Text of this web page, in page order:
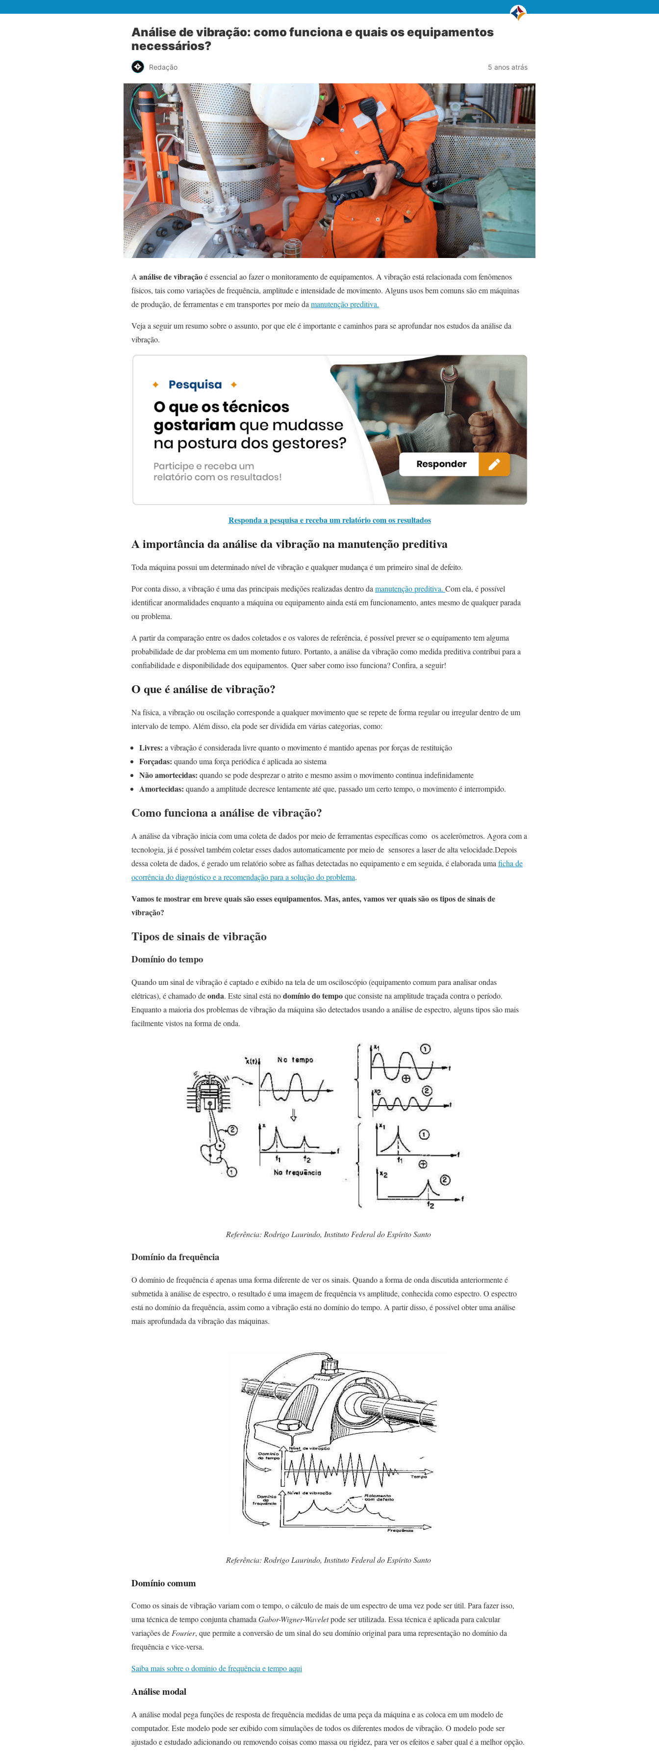
Análise de vibração: como funciona e quais os equipamentos
necessários?
Redação 5 anos atrás
A análise de vibraçãoé essencial ao fazer o monitoramento de equipamentos. A vibração está relacionada com fenômenos
físicos, tais como variações de frequência, amplitude e intensidade de movimento. Alguns usos bem comuns são em máquinas
de produção, de ferramentas e em transportes por meio da manutenção preditiva.
Veja a seguir um resumo sobre o assunto, por que ele é importante e caminhos para se aprofundar nos estudos da análise da
vibração.
Responda a pesquisa e receba um relatório com os resultados
A importância da análise da vibração na manutenção preditiva
Toda máquina possui um determinado nível de vibração e qualquer mudança é um primeiro sinal de defeito.
Por conta disso, a vibração é uma das principais medições realizadas dentro da manutenção preditiva. Com ela, é possível
identificar anormalidades enquanto a máquina ou equipamento ainda está em funcionamento, antes mesmo de qualquer parada
ou problema.
A partir da comparação entre os dados coletados e os valores de referência, é possível prever se o equipamento tem alguma
probabilidade de dar problema em um momento futuro. Portanto, a análise da vibração como medida preditiva contribui para a
confiabilidade e disponibilidade dos equipamentos. Quer saber como isso funciona? Confira, a seguir!
O que é análise de vibração?
Na física, a vibração ou oscilação corresponde a qualquer movimento que se repete de forma regular ou irregular dentro de um
intervalo de tempo. Além disso, ela pode ser dividida em várias categorias, como:
Livres: a vibração é considerada livre quanto o movimento é mantido apenas por forças de restituição
Forçadas: quando uma força periódica é aplicada ao sistema
Não amortecidas: quando se pode desprezar o atrito e mesmo assim o movimento continua indefinidamente
Amortecidas: quando a amplitude decresce lentamente até que, passado um certo tempo, o movimento é interrompido.
Como funciona a análise de vibração?
A análise da vibração inicia com uma coleta de dados por meio de ferramentas específicas como os acelerômetros. Agora com a
tecnologia, já é possível também coletar esses dados automaticamente por meio de sensores a laser de alta velocidade.Depois
dessa coleta de dados, é gerado um relatório sobre as falhas detectadas no equipamento e em seguida, é elaborada uma ficha de
ocorrência do diagnóstico e a recomendação para a solução do problema.
Vamos te mostrar em breve quais são esses equipamentos. Mas, antes, vamos ver quais são os tipos de sinais de
vibração?
Tipos de sinais de vibração
Domínio do tempo
Quando um sinal de vibração é captado e exibido na tela de um osciloscópio (equipamento comum para analisar ondas
elétricas), é chamado deonda. Este sinal está nodomínio do tempoque consiste na amplitude traçada contra o período.
Enquanto a maioria dos problemas de vibração da máquina são detectados usando a análise de espectro, alguns tipos são mais
facilmente vistos na forma de onda.
Referência: Rodrigo Laurindo, Instituto Federal do Espírito Santo
Domínio da frequência
O domínio de frequência é apenas uma forma diferente de ver os sinais. Quando a forma de onda discutida anteriormente é
submetida à análise de espectro, o resultado é uma imagem de frequência vs amplitude, conhecida como espectro. O espectro
está no domínio da frequência, assim como a vibração está no domínio do tempo. A partir disso, é possível obter uma análise
mais aprofundada da vibração das máquinas.
Referência: Rodrigo Laurindo, Instituto Federal do Espírito Santo
Domínio comum
Como os sinais de vibração variam com o tempo, o cálculo de mais de um espectro de uma vez pode ser útil. Para fazer isso,
uma técnica de tempo conjunta chamadaGabor-Wigner-Waveletpode ser utilizada. Essa técnica é aplicada para calcular
variações deFourier, que permite a conversão de um sinal do seu domínio original para uma representação no domínio da
frequência e vice-versa.
Saiba mais sobre o domínio de frequência e tempo aqui
Análise modal
A análise modal pega funções de resposta de frequência medidas de uma peça da máquina e as coloca em um modelo de
computador. Este modelo pode ser exibido com simulações de todos os diferentes modos de vibração. O modelo pode ser
ajustado e estudado adicionando ou removendo coisas como massa ou rigidez, para ver os efeitos e saber qual é a melhor opção.